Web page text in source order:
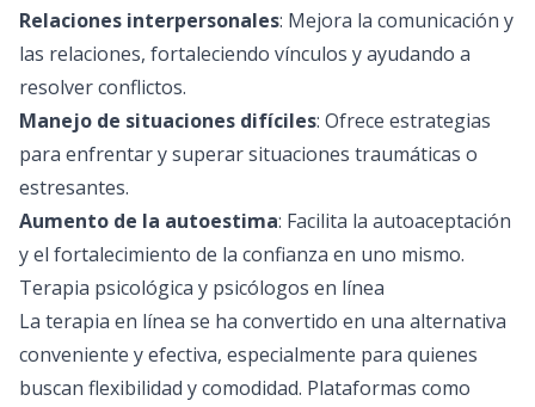
Relaciones interpersonales: Mejora la comunicación y
las relaciones, fortaleciendo vínculos y ayudando a
resolver conflictos.
Manejo de situaciones difíciles: Ofrece estrategias
para enfrentar y superar situaciones traumáticas o
estresantes.
Aumento de la autoestima: Facilita la autoaceptación
y el fortalecimiento de la confianza en uno mismo.
Terapia psicológica y psicólogos en línea
La terapia en línea se ha convertido en una alternativa
conveniente y efectiva, especialmente para quienes
buscan flexibilidad y comodidad. Plataformas como